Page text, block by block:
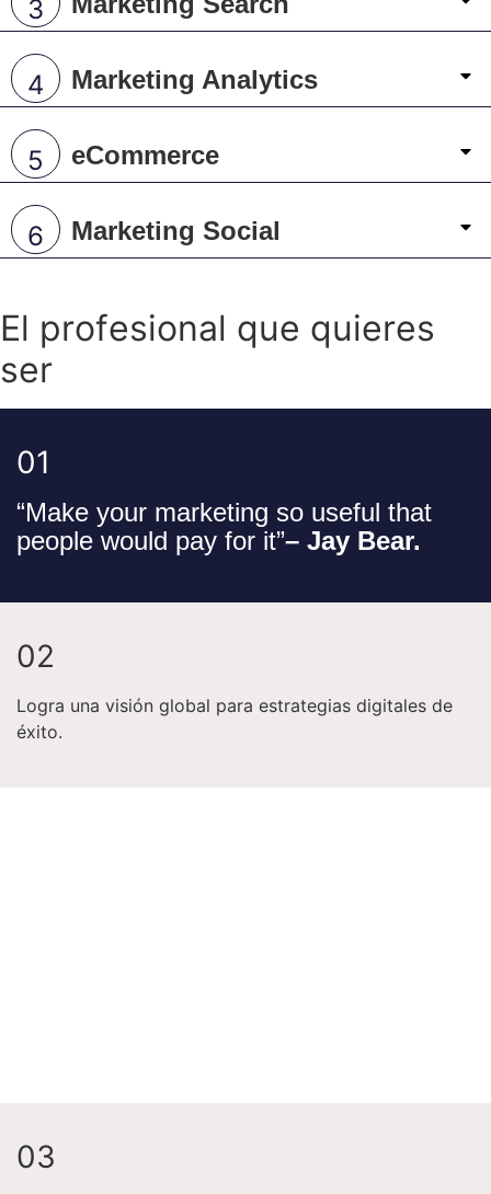
Marketing Analytics
eCommerce
Marketing Social
El profesional que quieres
ser
01
“Make your marketing so useful that
people would pay for it”– Jay Bear.
02
Logra una visión global para estrategias digitales de
éxito.
03